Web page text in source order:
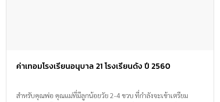
ค่าเทอมโรงเรียนอนุบาล 21 โรงเรียนดัง ปี 2560
สำหรับคุณพ่อ คุณแม่ที่มีลูกน้อยวัย 2-4 ขวบ ที่กำลังจะเข้าเตรียม